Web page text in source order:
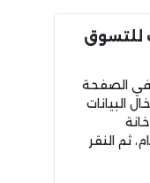
للتسوق
في الصفحة
البيانات
ثم النقر